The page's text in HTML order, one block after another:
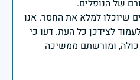
שיוכלו למלא את החסר. אנו
לצידכן כל העת. דעו כי
כולה, ומורשתם ממשיכה